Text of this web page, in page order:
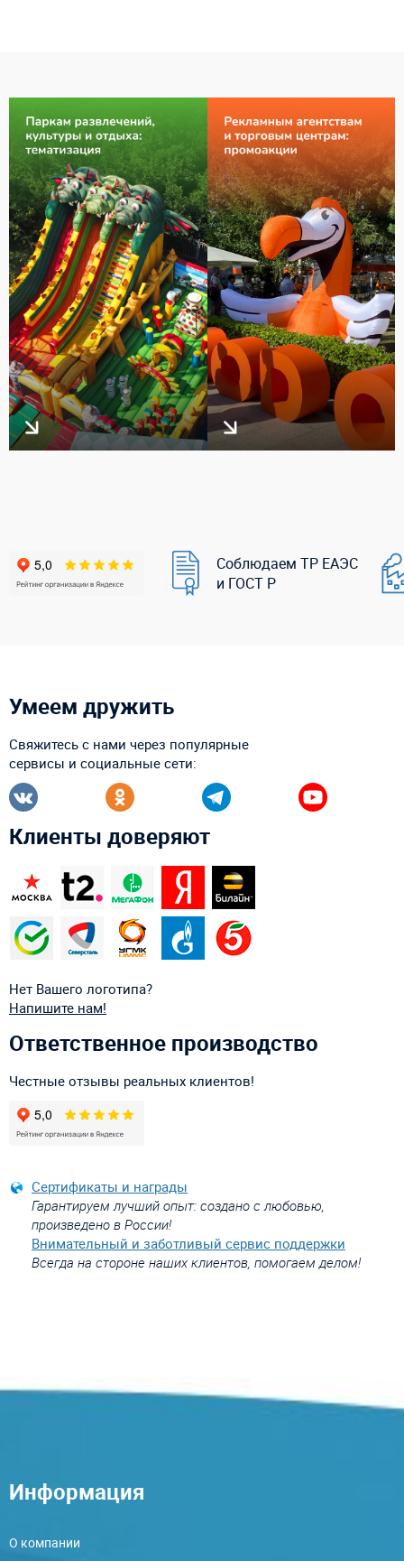
Соблюдаем ТР ЕАЭС
и ГОСТ Р
Умеем дружить
Свяжитесь с нами через популярные
сервисы и социальные сети:
Клиенты доверяют
Нет Вашего логотипа?
Напишите нам!
Ответственное производство
Честные отзывы реальных клиентов!
Сертификаты и награды
Гарантируем лучший опыт: создано с любовью,
произведено в России!
Внимательный и заботливый сервис поддержки
Всегда на стороне наших клиентов, помогаем делом!
Информация
О компании